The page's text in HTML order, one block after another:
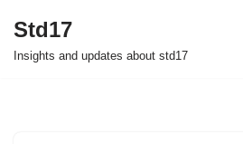
Skip
Std17
Insights and updates about std17